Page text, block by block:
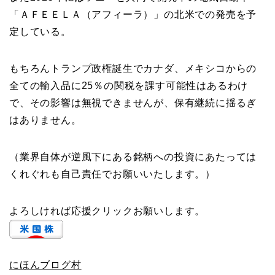
「ＡＦＥＥＬＡ（アフィーラ）」の北米での発売を予
定している。
もちろんトランプ政権誕生でカナダ、メキシコからの
全ての輸入品に25％の関税を課す可能性はあるわけ
で、その影響は無視できませんが、保有継続に揺るぎ
はありません。
（業界自体が逆風下にある銘柄への投資にあたっては
くれぐれも自己責任でお願いいたします。）
よろしければ応援クリックお願いします。
にほんブログ村